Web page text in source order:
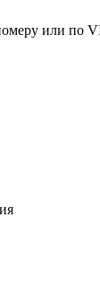
или по